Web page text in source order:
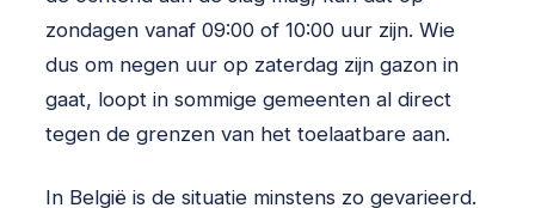
zondagen vanaf 09:00 of 10:00 uur zijn. Wie
dus om negen uur op zaterdag zijn gazon in
gaat, loopt in sommige gemeenten al direct
tegen de grenzen van het toelaatbare aan.
In België is de situatie minstens zo gevarieerd.